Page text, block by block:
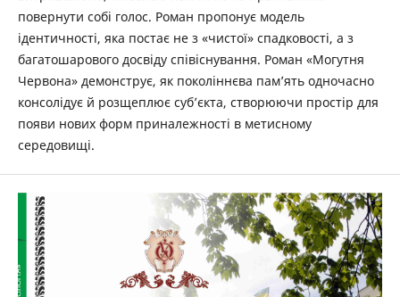
повернути собі голос. Роман пропонує модель
ідентичності, яка постає не з «чистої» спадковості, а з
багатошарового ­досвіду співіснування. Роман «Могутня
Червона» демонструє, як поколіннєва пам’ять одночасно
консолідує й розщеплює суб’єкта, створюючи простір для
появи нових форм приналежності в метисному
середовищі.